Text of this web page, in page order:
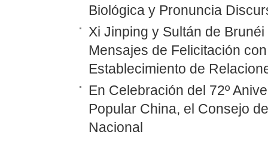
Biológica y Pronuncia
Xi Jinping y Sultán de
Mensajes de Felicitación
Establecimiento de
En Celebración del 72º
Popular China, el Consejo
Nacional